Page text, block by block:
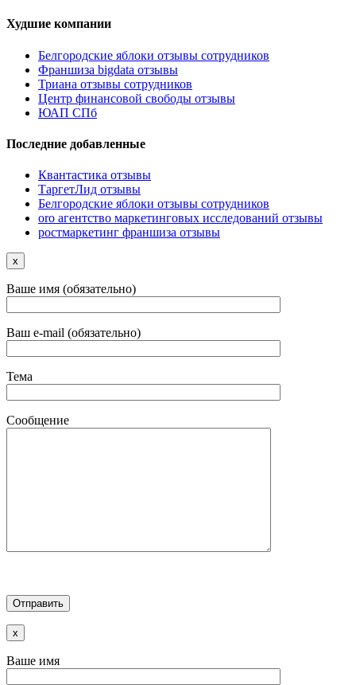
Худшие компании
Белгородские яблоки отзывы сотрудников
Франшиза bigdata отзывы
Триана отзывы сотрудников
Центр финансовой свободы отзывы
ЮАП СПб
Последние добавленные
Квантастика отзывы
ТаргетЛид отзывы
Белгородские яблоки отзывы сотрудников
oro агентство маркетинговых исследований отзывы
ростмаркетинг франшиза отзывы
x
Ваше имя (обязательно)
Ваш e-mail (обязательно)
Тема
Сообщение
x
Ваше имя